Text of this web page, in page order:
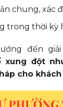
chung, xác
trong thời kỳ
đến
xung đột
cho